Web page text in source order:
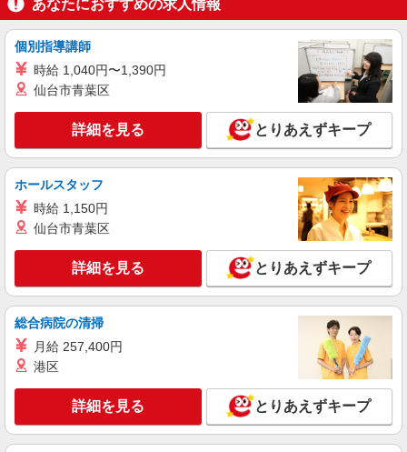
キープ
派遣社員
株式会社kotrio /●SD-H-2066382
＜福島市＞元気も、プライベートも諦めない＊
時給1350円〜2062円 ＜日払い有/週払い有/交
通費全支給(ガソリン代含む)＞
福島市 最寄り駅：福島
キープ 詳細を見る
派遣社員
株式会社kotrio /●SD-H-1993093
≪日払いOK！≫病院の看護助手＊即日勤務も
可能♪
時給1350円〜2062円 ＜日払い有/週払い有/交
キープ 詳細を見る
あなたにおすすめの求人情報
個別指導講師
時給 1,040円〜1,390円
仙台市青葉区
詳細を見る とりあえずキープ
ホールスタッフ
時給 1,150円
仙台市青葉区
詳細を見る とりあえずキープ
総合病院の清掃
月給 257,400円
港区
詳細を見る とりあえずキープ